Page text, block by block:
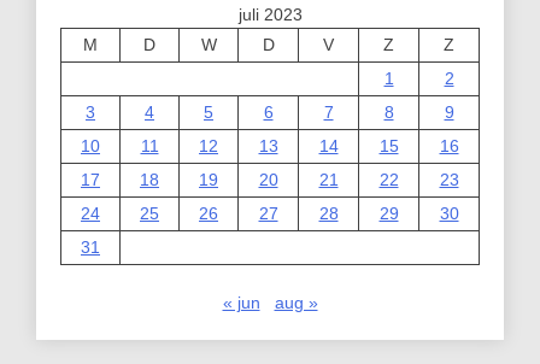
juli 2023
M
D W D V Z
Z
1
2
3
4 5 6 7 8
9
10
11 12 13 14 15
16
17
18 19 20 21 22
23
24
25 26 27 28 29
30
31
« jun aug »